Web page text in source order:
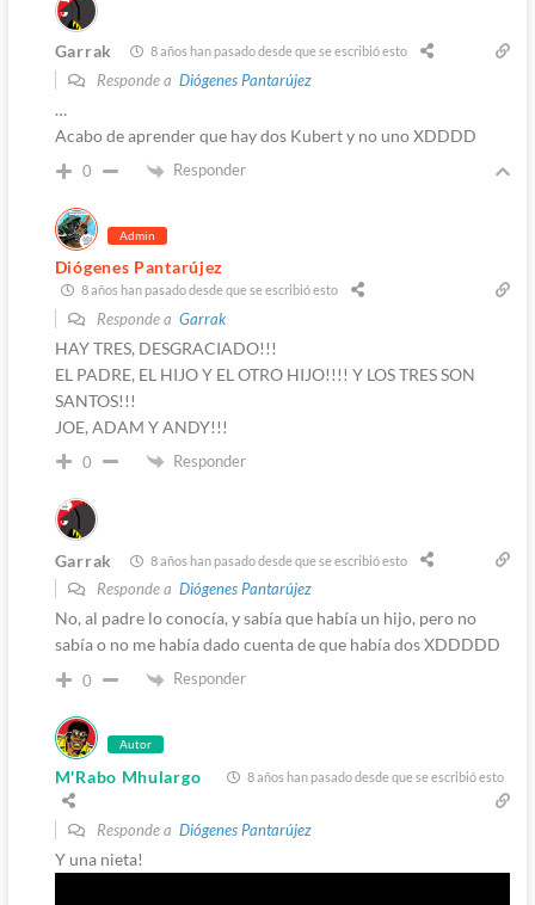
Garrak 8 años han pasado desde que se escribió esto
Responde a Diógenes Pantarújez
…
Acabo de aprender que hay dos Kubert y no uno XDDDD
0 Responder
Admin
Diógenes Pantarújez
8 años han pasado desde que se escribió esto
Responde a Garrak
HAY TRES, DESGRACIADO!!!
EL PADRE, EL HIJO Y EL OTRO HIJO!!!! Y LOS TRES SON
SANTOS!!!
JOE, ADAM Y ANDY!!!
0 Responder
Garrak 8 años han pasado desde que se escribió esto
Responde a Diógenes Pantarújez
No, al padre lo conocía, y sabía que había un hijo, pero no
sabía o no me había dado cuenta de que había dos XDDDDD
0 Responder
Autor
M'Rabo Mhulargo 8 años han pasado desde que se escribió esto
Responde a Diógenes Pantarújez
Y una nieta!